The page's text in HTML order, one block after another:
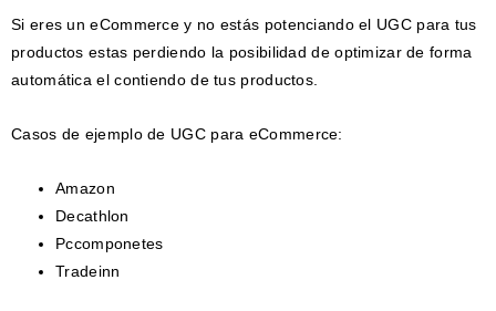
Si eres un eCommerce y no estás potenciando el UGC para tus
productos estas perdiendo la posibilidad de optimizar de forma
automática el contiendo de tus productos.
Casos de ejemplo de UGC para eCommerce:
Amazon
Decathlon
Pccomponetes
Tradeinn